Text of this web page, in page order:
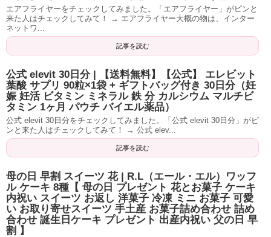
エアフライヤーをチェックしてみました。「エアフライヤー」がピンと
来た人はチェックしてみて！ → エアフライヤー大概の物は、インター
ネットワ...
記事を読む
公式 elevit 30日分 | 【送料無料】【公式】 エレビット
葉酸 サプリ 90粒×1袋 + ギフトバッグ付き 30日分（妊
娠 妊活 ビタミン ミネラル 鉄 分 カルシウム マルチビ
タミン 1ヶ月 パウチ バイエル薬品）
公式 elevit 30日分をチェックしてみました。「公式 elevit 30日分」がピ
ンと来た人はチェックしてみて！ → 公式 elev...
記事を読む
母の日 早割 スイーツ 花 | R.L（エール・エル）ワッフ
ル ケーキ 8種【 母の日 プレゼント 花とお菓子 ケーキ
内祝い スイーツ お返し 洋菓子 冷凍 ミニ お菓子 可愛
い お取り寄せスイーツ 手土産 お菓子詰め合わせ 詰め
合わせ 誕生日ケーキ プレゼント 出産内祝い 父の日 早
割 】